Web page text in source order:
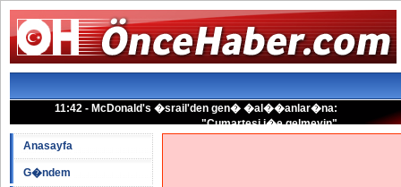
11:42 - McDonald's �srail'den gen� �al��anlar�na:
"Cumartesi i�e gelmeyin"
11:29 - PKK 2 ��retmen Ka��rd�
Anasayfa
G�ndem